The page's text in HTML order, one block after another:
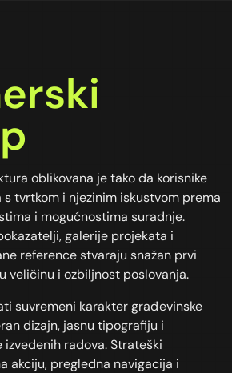
oblikovana je tako da korisnike
tvrtkom i njezinim iskustvom prema
i mogućnostima suradnje.
galerije projekata i
reference stvaraju snažan prvi
veličinu i ozbiljnost poslovanja.
suvremeni karakter građevinske
dizajn, jasnu tipografiju i
radova. Strateški
akciju, pregledna navigacija i